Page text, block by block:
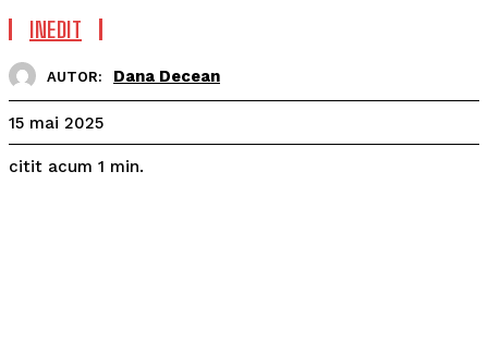
INEDIT
AUTOR: Dana Decean
15 mai 2025
citit acum 1 min.